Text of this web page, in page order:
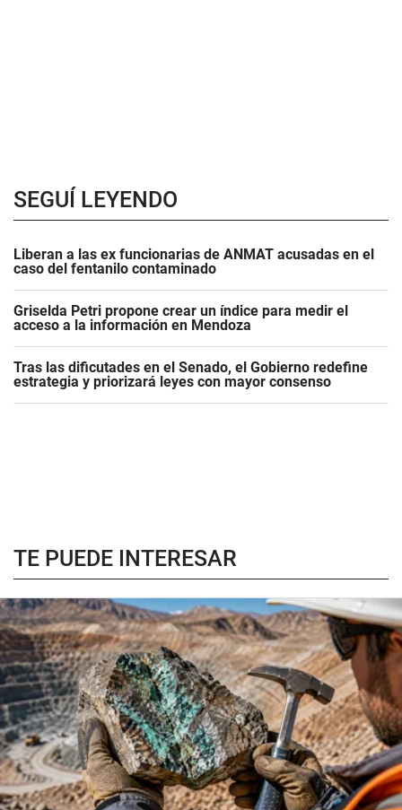
SEGUÍ LEYENDO
Liberan a las ex funcionarias de ANMAT acusadas en el
caso del fentanilo contaminado
Griselda Petri propone crear un índice para medir el
acceso a la información en Mendoza
Tras las dificutades en el Senado, el Gobierno redefine
estrategia y priorizará leyes con mayor consenso
TE PUEDE INTERESAR